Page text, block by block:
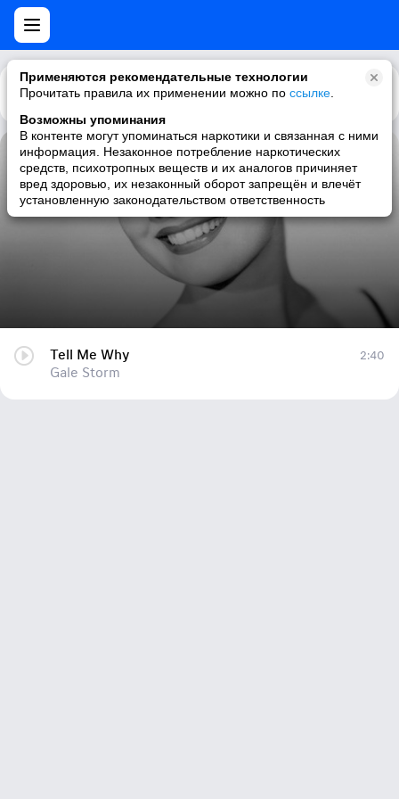
Применяются рекомендательные технологии
Прочитать правила их применении можно по ссылке
Возможны упоминания
В контенте могут упоминаться наркотики и связанная с ними
информация. Незаконное потребление наркотических
средств, психотропных веществ и их аналогов причиняет
вред здоровью, их незаконный оборот запрещён и влечёт
установленную законодательством ответственность
Каталог Рекомендации
Tell Me Why
Gale Storm
Tell Me Why
Gale Storm
2:40